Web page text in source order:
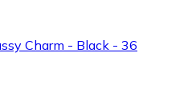
Charm - Black - 36